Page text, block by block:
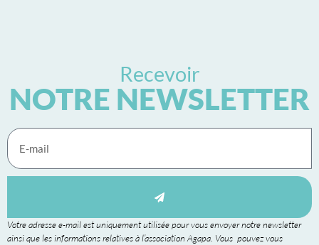
Recevoir
NOTRE NEWSLETTER
Votre adresse e-mail est uniquement utilisée pour vous envoyer notre newsletter
ainsi que les informations relatives à l’association Agapa. Vous pouvez vous